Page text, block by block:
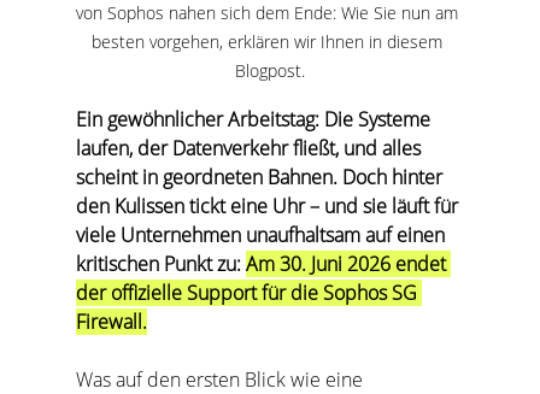
von Sophos nahen sich dem Ende: Wie Sie nun am
besten vorgehen, erklären wir Ihnen in diesem
Blogpost.
Ein gewöhnlicher Arbeitstag: Die Systeme
laufen, der Datenverkehr fließt, und alles
scheint in geordneten Bahnen. Doch hinter
den Kulissen tickt eine Uhr – und sie läuft für
viele Unternehmen unaufhaltsam auf einen
kritischen Punkt zu: Am 30. Juni 2026 endet
der offizielle Support für die Sophos SG
Firewall.
Was auf den ersten Blick wie eine